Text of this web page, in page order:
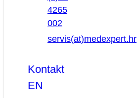
4265
002
servis(at)medexpert.hr
Kontakt
EN